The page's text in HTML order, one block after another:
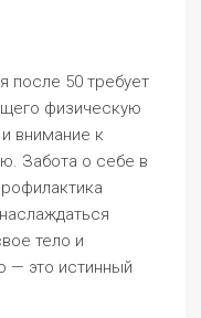
после 50 требует
физическую
внимание к
Забота о себе в
тело и
— это истинный